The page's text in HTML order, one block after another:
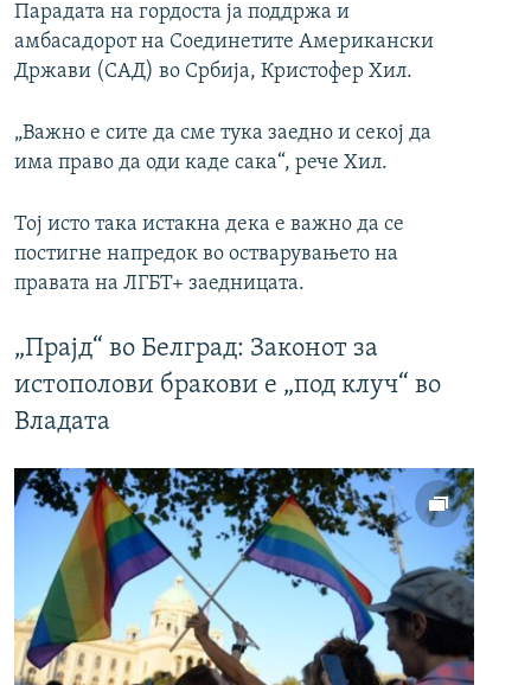
Парадата на гордоста ја поддржа и
амбасадорот на Соединетите Американски
Држави (САД) во Србија, Кристофер Хил.
„Важно е сите да сме тука заедно и секој да
има право да оди каде сака“, рече Хил.
Тој исто така истакна дека е важно да се
постигне напредок во остварувањето на
правата на ЛГБТ+ заедницата.
„Прајд“ во Белград: Законот за
истополови бракови е „под клуч“ во
Владата